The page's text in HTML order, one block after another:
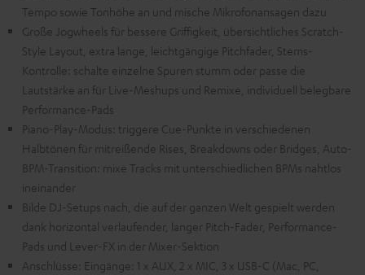
Tempo sowie Tonhöhe an und mische Mikrofonansagen dazu
Große Jogwheels für bessere Griffigkeit, übersichtliches Scratch-
Style Layout, extra lange, leichtgängige Pitchfader, Stems-
Kontrolle: schalte einzelne Spuren stumm oder passe die
Lautstärke an für Live-Meshups und Remixe, individuell belegbare
Performance-Pads
Piano-Play-Modus: triggere Cue-Punkte in verschiedenen
Halbtönen für mitreißende Rises, Breakdowns oder Bridges, Auto-
BPM-Transition: mixe Tracks mit unterschiedlichen BPMs nahtlos
ineinander
Bilde DJ-Setups nach, die auf der ganzen Welt gespielt werden
dank horizontal verlaufender, langer Pitch-Fader, Performance-
Pads und Lever-FX in der Mixer-Sektion
Anschlüsse: Eingänge: 1 x AUX, 2 x MIC, 3 x USB-C (Mac, PC,